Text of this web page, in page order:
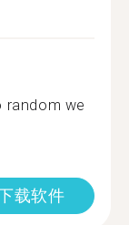
random we
载软件